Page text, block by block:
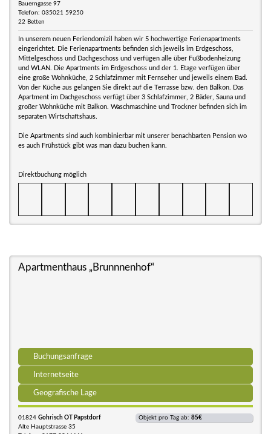
Bauerngasse 97
Telefon: 035021 59250
22 Betten
In unserem neuen Feriendomizil haben wir 5 hochwertige Ferienapartments
eingerichtet. Die Ferienapartments befinden sich jeweils im Erdgeschoss,
Mittelgeschoss und Dachgeschoss und verfügen alle über Fußbodenheizung
und WLAN. Die Apartments im Erdgeschoss und der 1. Etage verfügen über
eine große Wohnküche, 2 Schlafzimmer mit Fernseher und jeweils einem Bad.
Von der Küche aus gelangen Sie direkt auf die Terrasse bzw. den Balkon. Das
Apartment im Dachgeschoss verfügt über 3 Schlafzimmer, 2 Bäder, Sauna und
großer Wohnküche mit Balkon. Waschmaschine und Trockner befinden sich im
separaten Wirtschaftshaus.
Die Apartments sind auch kombinierbar mit unserer benachbarten Pension wo
es auch Frühstück gibt was man dazu buchen kann.
Direktbuchung möglich
Apartmenthaus „Brunnnenhof“
Buchungsanfrage
Internetseite
Geografische Lage
01824 Gohrisch OT Papstdorf
Alte Hauptstrasse 35
Objekt pro Tag ab: 85€